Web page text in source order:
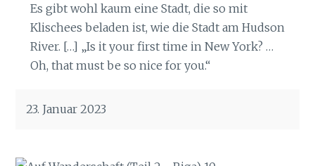
Es gibt wohl kaum eine Stadt, die so mit
Klischees beladen ist, wie die Stadt am Hudson
River. […] „Is it your first time in New York? …
Oh, that must be so nice for you.“
23. Januar 2023